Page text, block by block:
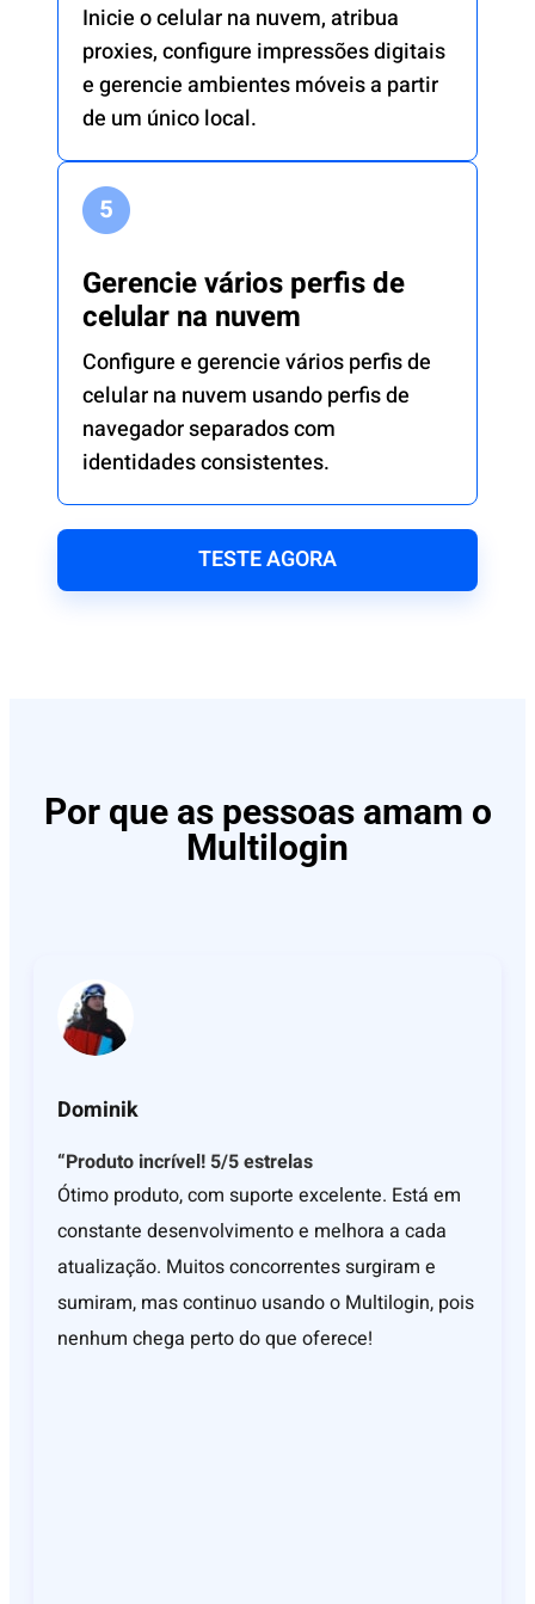
Inicie o celular na nuvem, atribua
proxies, configure impressões digitais
e gerencie ambientes móveis a partir
de um único local.
Gerencie vários perfis de
celular na nuvem
Configure e gerencie vários perfis de
celular na nuvem usando perfis de
navegador separados com
identidades consistentes.
TESTE AGORA
Por que as pessoas amam o
Multilogin
Dominik
“Produto incrível! 5/5 estrelas
Ótimo produto, com suporte excelente. Está em
constante desenvolvimento e melhora a cada
atualização. Muitos concorrentes surgiram e
sumiram, mas continuo usando o Multilogin, pois
nenhum chega perto do que oferece!